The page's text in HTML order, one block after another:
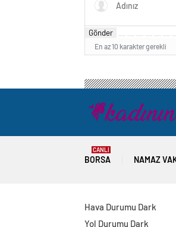
Gönder
En az 10 karakter gerekli
BORSA
CANLI
NAMAZ
Hava Durumu Dark
Yol Durumu Dark